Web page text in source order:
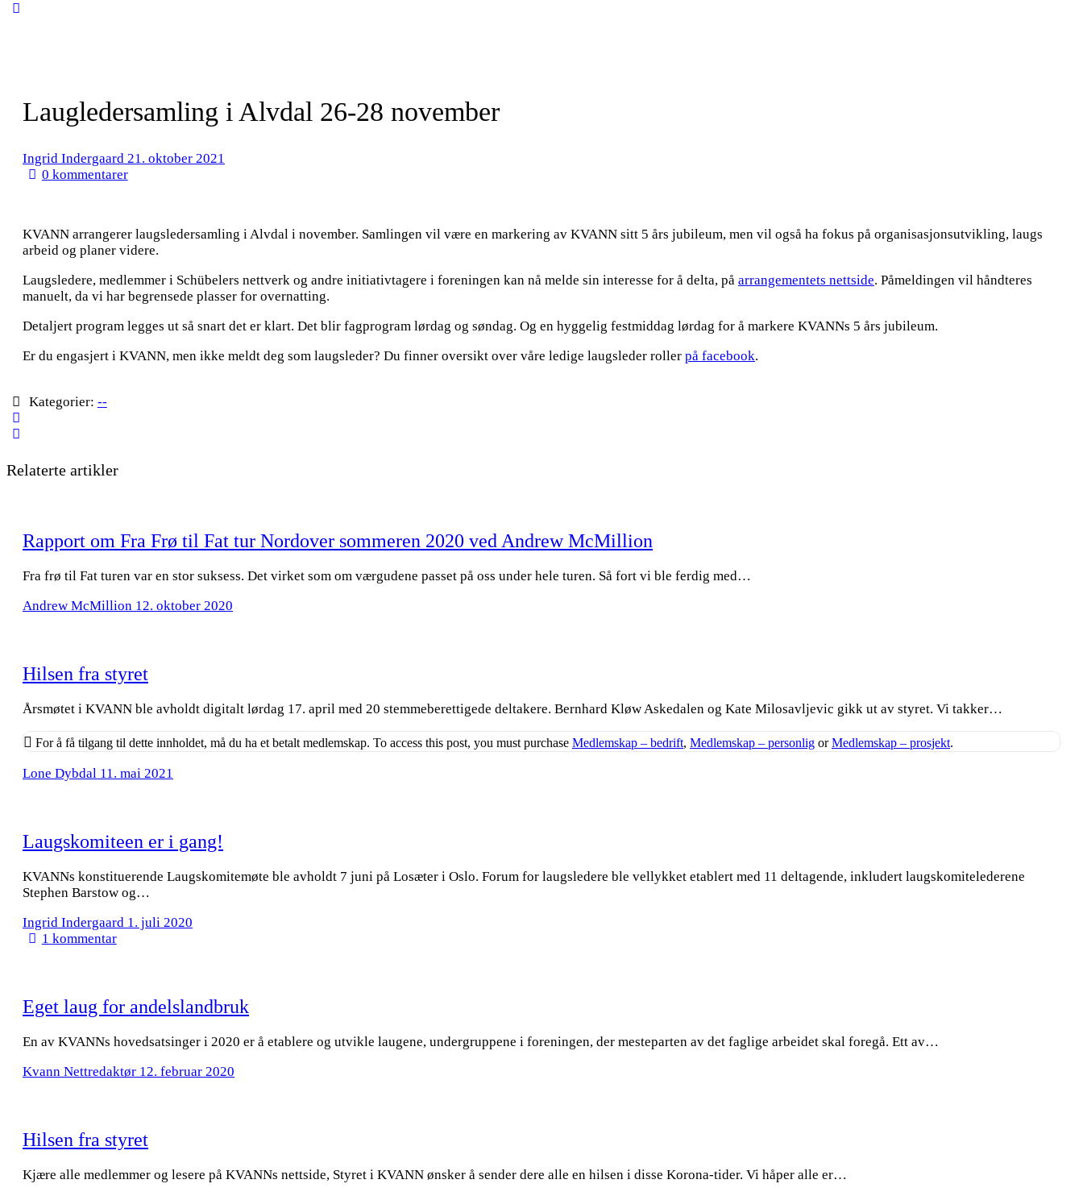
Laugledersamling i Alvdal 26-28 november
Ingrid Indergaard 21. oktober 2021
0 kommentarer
KVANN arrangerer laugsledersamling i Alvdal i november. Samlingen vil være en markering av KVANN sitt 5 års jubileum, men vil også ha fokus på organisasjonsutvikling, laugs
arbeid og planer videre.
Laugsledere, medlemmer i Schübelers nettverk og andre initiativtagere i foreningen kan nå melde sin interesse for å delta, på arrangementets nettside. Påmeldingen vil håndteres
manuelt, da vi har begrensede plasser for overnatting.
Detaljert program legges ut så snart det er klart. Det blir fagprogram lørdag og søndag. Og en hyggelig festmiddag lørdag for å markere KVANNs 5 års jubileum.
Er du engasjert i KVANN, men ikke meldt deg som laugsleder? Du finner oversikt over våre ledige laugsleder roller på facebook.
Kategorier: --
Relaterte artikler
Rapport om Fra Frø til Fat tur Nordover sommeren 2020 ved Andrew McMillion
Fra frø til Fat turen var en stor suksess. Det virket som om værgudene passet på oss under hele turen. Så fort vi ble ferdig med…
Andrew McMillion 12. oktober 2020
Hilsen fra styret
Årsmøtet i KVANN ble avholdt digitalt lørdag 17. april med 20 stemmeberettigede deltakere. Bernhard Kløw Askedalen og Kate Milosavljevic gikk ut av styret. Vi takker…
For å få tilgang til dette innholdet, må du ha et betalt medlemskap. To access this post, you must purchase Medlemskap – bedrift, Medlemskap – personlig orMedlemskap – prosjekt.
Lone Dybdal 11. mai 2021
Laugskomiteen er i gang!
KVANNs konstituerende Laugskomitemøte ble avholdt 7 juni på Losæter i Oslo. Forum for laugsledere ble vellykket etablert med 11 deltagende, inkludert laugskomitelederene
Stephen Barstow og…
Ingrid Indergaard 1. juli 2020
1 kommentar
Eget laug for andelslandbruk
En av KVANNs hovedsatsinger i 2020 er å etablere og utvikle laugene, undergruppene i foreningen, der mesteparten av det faglige arbeidet skal foregå. Ett av…
Kvann Nettredaktør 12. februar 2020
Hilsen fra styret
Kjære alle medlemmer og lesere på KVANNs nettside, Styret i KVANN ønsker å sender dere alle en hilsen i disse Korona-tider. Vi håper alle er…